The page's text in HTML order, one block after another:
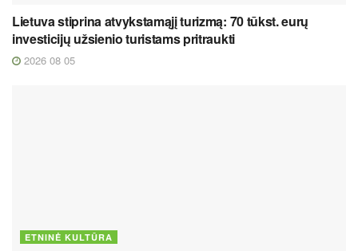
Lietuva stiprina atvykstamąjį turizmą: 70 tūkst. eurų
investicijų užsienio turistams pritraukti
2026 08 05
ETNINĖ KULTŪRA